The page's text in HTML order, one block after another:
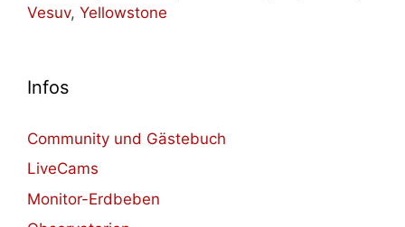
Vesuv, Yellowstone
Infos
Community und Gästebuch
LiveCams
Monitor-Erdbeben